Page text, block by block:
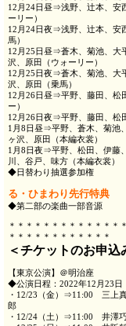
12月24日昼⇒浅野、辻本、安
ーリー）
12月24日夜⇒浅野、辻本、安
馬）
12月25日昼⇒蒼木、菊池、大
沢、原田（ウォーリー）
12月25日夜⇒蒼木、菊池、大
沢、原田（乗馬）
12月26日昼⇒平野、藤田、松
ー）
12月26日夜⇒平野、藤田、松
1月8日昼⇒平野、蒼木、菊池
ヶ沢、原田（本編衣裳）
1月8日夜⇒平野、松田、伊藤
川、谷戸、味方（本編衣裳）
◆日替わり抽選参加権
る・ひまわり先行特典
◆第二部の楽曲一部音源
＊＊＊＊＊＊＊＊＊＊＊＊＊
＊＊＊＊＊＊＊＊＊＊＊＊
＜チケットのお申込
【東京公演】＠明治座
◆公演日程：2022年12月23日
・12/23（金）⇒11:00 三
郎
・12/24（土）⇒11:00 井澤